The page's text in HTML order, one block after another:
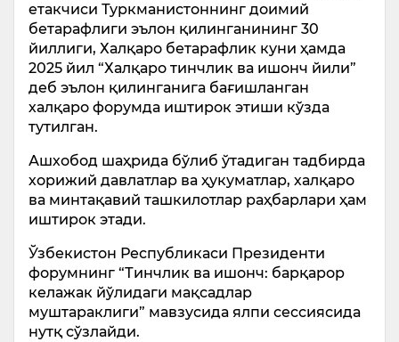
етакчиси Туркманистоннинг доимий
бетарафлиги эълон қилинганининг 30
йиллиги, Халқаро бетарафлик куни ҳамда
2025 йил “Халқаро тинчлик ва ишонч йили”
деб эълон қилинганига бағишланган
халқаро форумда иштирок этиши кўзда
тутилган.
Ашхобод шаҳрида бўлиб ўтадиган тадбирда
хорижий давлатлар ва ҳукуматлар, халқаро
ва минтақавий ташкилотлар раҳбарлари ҳам
иштирок этади.
Ўзбекистон Республикаси Президенти
форумнинг “Тинчлик ва ишонч: барқарор
келажак йўлидаги мақсадлар
муштараклиги” мавзусида ялпи сессиясида
нутқ сўзлайди.